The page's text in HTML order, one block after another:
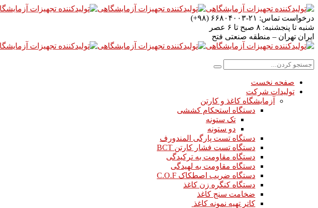
درخواست تماس: ۲۱-۶۶۸۰۴۰۰۳ (۹۸+)
شنبه تا پنجشنبه: ۸ صبح تا ۶ عصر
ایران تهران – منطقه صنعتی فتح
صفحه نخست
تولیدات شرکت
آزمایشگاه کاغذ و کارتن
دستگاه استحکام کششی
تک ستونه
دو ستونه
دستگاه تست پارگی المندورف
دستگاه تست فشار کارتن BCT
دستگاه مقاومت به ترکیدگی
دستگاه مقاومت به لهیدگی
دستگاه ضریب اصطکاک C.O.F
دستگاه کنگره زن کاغذ
ضخامت سنج کاغذ
کاتر تهیه نمونه کاغذ